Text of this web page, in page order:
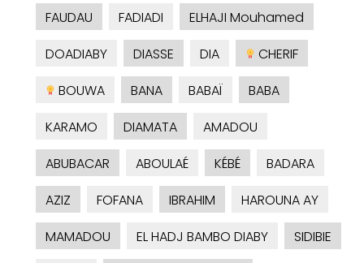
FAUDAU
FADIADI
ELHAJI Mouhamed
DOADIABY
DIASSE DIA
CHERIF
BOUWA
BANA BABAÏ
BABA
KARAMO
DIAMATA
AMADOU
ABUBACAR
ABOULAÉ KÉBÉ
BADARA
AZIZ
FOFANA IBRAHIM
HAROUNA AY
MAMADOU
EL HADJ BAMBO DIABY
SIDIBIE